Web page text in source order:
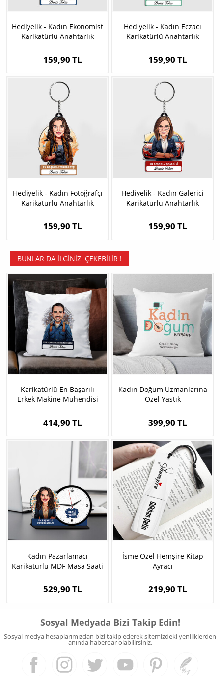
Hediyelik - Kadın Ekonomist
Karikatürlü Anahtarlık
159,90 TL
Hediyelik - Kadın Eczacı
Karikatürlü Anahtarlık
159,90 TL
Hediyelik - Kadın Fotoğrafçı
Karikatürlü Anahtarlık
159,90 TL
Hediyelik - Kadın Galerici
Karikatürlü Anahtarlık
159,90 TL
BUNLAR DA İLGINIZI ÇEKEBILIR !
Karikatürlü En Başarılı
Erkek Makine Mühendisi
414,90 TL
Kadın Doğum Uzmanlarına
Özel Yastık
399,90 TL
Kadın Pazarlamacı
Karikatürlü MDF Masa Saati
529,90 TL
İsme Özel Hemşire Kitap
Ayracı
219,90 TL
Sosyal Medyada Bizi Takip Edin!
Sosyal medya hesaplarımızdan bizi takip ederek sitemizdeki yeniliklerden
anında haberdar olabilirsiniz.